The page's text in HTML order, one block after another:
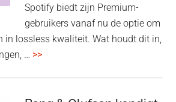
Spotify biedt zijn Premium-
gebruikers vanaf nu de optie om
in lossless kwaliteit. Wat houdt dit in,
… >>overSpotify